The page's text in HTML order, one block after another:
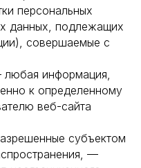
персональных
данных, подлежащих
совершаемые с
информация,
к определенному
веб-сайта
субъектом
—